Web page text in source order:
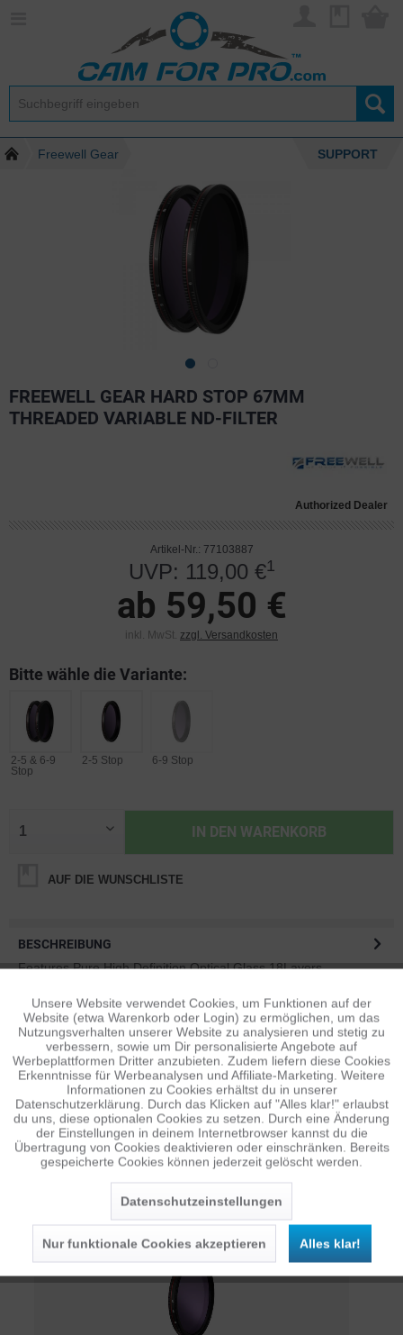
Freewell Gear SUPPORT
FREEWELL GEAR HARD STOP 67MM
THREADED VARIABLE ND-FILTER
Authorized Dealer
Artikel-Nr.: 77103887
UVP: 119,00 €1
ab 59,50 €
inkl. MwSt. zzgl. Versandkosten
Bitte wähle die Variante:
2-5 & 6-9
Stop
2-5 Stop 6-9 Stop
IN DEN WARENKORB
AUF DIE WUNSCHLISTE
BESCHREIBUNG
Features Pure High Definition Optical Glass 18Layers
BEWERTUNGEN
0
Bewertungen lesen, schreiben und diskutieren...mehr
ÄHNLICHE ARTIKEL
Diese Artikel sind dem Produkt ähnlich ... mehr
Funktionale Aktiv
Tracking Inaktiv
Personalisierung Inaktiv
Service Inaktiv
Unsere Website verwendet Cookies, um Funktionen auf der
Website (etwa Warenkorb oder Login) zu ermöglichen, um das
Nutzungsverhalten unserer Website zu analysieren und stetig zu
verbessern, sowie um Dir personalisierte Angebote auf
Werbeplattformen Dritter anzubieten. Zudem liefern diese Cookies
Erkenntnisse für Werbeanalysen und Affiliate-Marketing. Weitere
Informationen zu Cookies erhältst du in unserer
Datenschutzerklärung. Durch das Klicken auf "Alles klar!" erlaubst
du uns, diese optionalen Cookies zu setzen. Durch eine Änderung
der Einstellungen in deinem Internetbrowser kannst du die
Übertragung von Cookies deaktivieren oder einschränken. Bereits
gespeicherte Cookies können jederzeit gelöscht werden.
Datenschutzeinstellungen
Nur funktionale Cookies akzeptieren Alles klar!